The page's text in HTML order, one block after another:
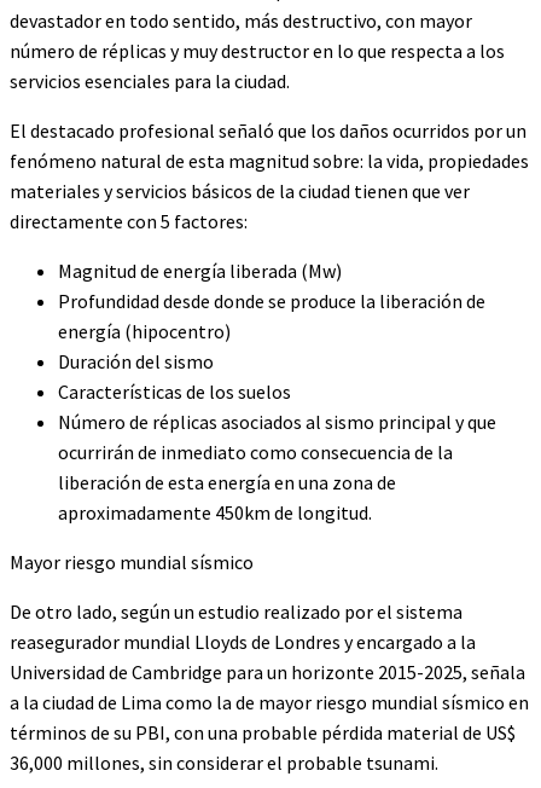
devastador en todo sentido, más destructivo, con mayor
número de réplicas y muy destructor en lo que respecta a los
servicios esenciales para la ciudad.
El destacado profesional señaló que los daños ocurridos por un
fenómeno natural de esta magnitud sobre: la vida, propiedades
materiales y servicios básicos de la ciudad tienen que ver
directamente con 5 factores:
Magnitud de energía liberada (Mw)
Profundidad desde donde se produce la liberación de
energía (hipocentro)
Duración del sismo
Características de los suelos
Número de réplicas asociados al sismo principal y que
ocurrirán de inmediato como consecuencia de la
liberación de esta energía en una zona de
aproximadamente 450km de longitud.
Mayor riesgo mundial sísmico
De otro lado, según un estudio realizado por el sistema
reasegurador mundial Lloyds de Londres y encargado a la
Universidad de Cambridge para un horizonte 2015-2025, señala
a la ciudad de Lima como la de mayor riesgo mundial sísmico en
términos de su PBI, con una probable pérdida material de US$
36,000 millones, sin considerar el probable tsunami.